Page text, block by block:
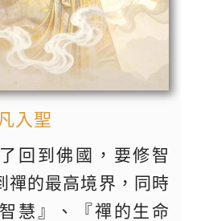
入聖
回到佛國，要修智
禪的最高境界，同時
慧』、『禪的生命